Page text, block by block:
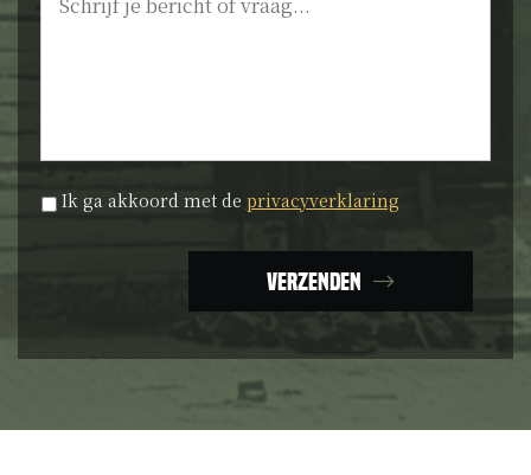
Privacyverklaring *
Ik ga akkoord met de privacyverklaring
Verzenden